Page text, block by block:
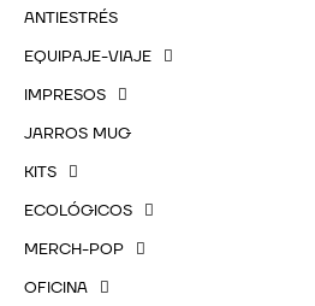
ANTIESTRÉS
EQUIPAJE-VIAJE
IMPRESOS
JARROS MUG
KITS
ECOLÓGICOS
MERCH-POP
OFICINA